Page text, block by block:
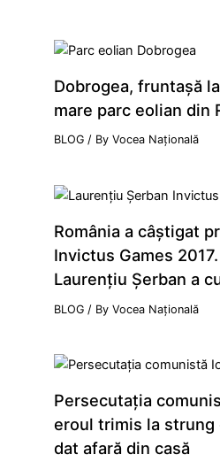
Dobrogea, fruntaşă
mare parc eolian din
BLOG / ByVocea Națională
România a câştigat
Invictus Games
Laurenţiu Şerban a
BLOG / ByVocea Națională
Persecutaţia
eroul trimis la strung
dat afară din casă